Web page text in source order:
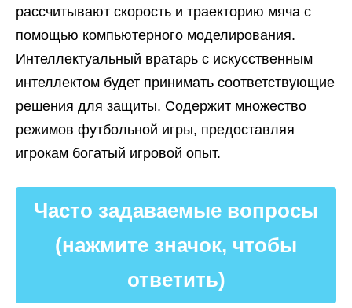
рассчитывают скорость и траекторию мяча с
помощью компьютерного моделирования.
Интеллектуальный вратарь с искусственным
интеллектом будет принимать соответствующие
решения для защиты. Содержит множество
режимов футбольной игры, предоставляя
игрокам богатый игровой опыт.
Часто задаваемые вопросы
(нажмите значок, чтобы
ответить)